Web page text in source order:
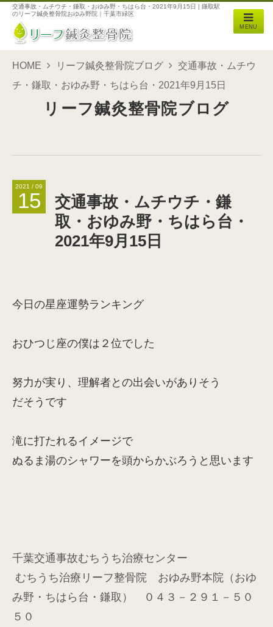
交通事故・ムチウチ・鎌取・おゆみ野・ちはら台・2021年9月15日 | 鎌取駅
のリーフ鍼灸整骨院おゆみ野院｜千葉市緑区
MENU
HOME リーフ鍼灸整骨院ブログ
交通事故・ムチウ
チ・鎌取・おゆみ野・ちはら台・2021年9月15日
リーフ鍼灸整骨院ブログ
交通事故・ムチウチ・鎌
取・おゆみ野・ちはら台・
2021年9月15日
2021 / 09
15
今日の星座運勢ランキング
おひつじ座の僕は２位でした
努力が実り、理解者との出会いがありそう
だそうです
滝に打たれるイメージで
ぬるま湯のシャワーを頭からかぶろうと思います
千葉交通事故むちうち治療センター
むちうち治療リーフ整骨院 おゆみ野本院（おゆ
み野・ちはら台・鎌取） ０４３－２９１－５０
５０